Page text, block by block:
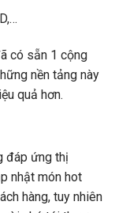
có sẵn 1 cộng
nền tảng này
quả hơn.
đáp ứng thị
nhật món hot
hàng, tuy nhiên